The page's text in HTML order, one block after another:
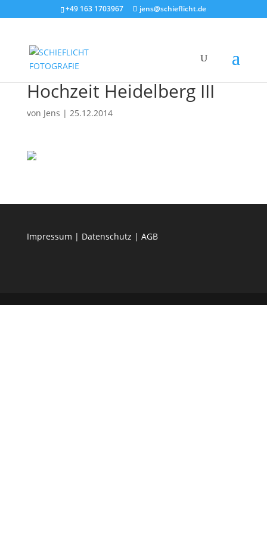
+49 163 1703967 jens@schieflicht.de
Hochzeit Heidelberg III
von Jens | 25.12.2014
Impressum | Datenschutz | AGB